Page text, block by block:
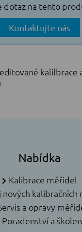
dotaz na tento
Kontaktujte nás
kalilbrace
Nabídka
Kalibrace měřidel
nových kalibračních
a opravy
Poradenství a